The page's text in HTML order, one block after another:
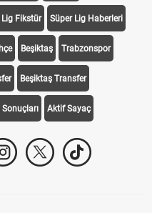
Anlatım At Yarışı
Lig Fikstür Süper Lig Haberleri
Beşiktaş Trabzonspor
Beşiktaş Transfer
Aktif Sayaç